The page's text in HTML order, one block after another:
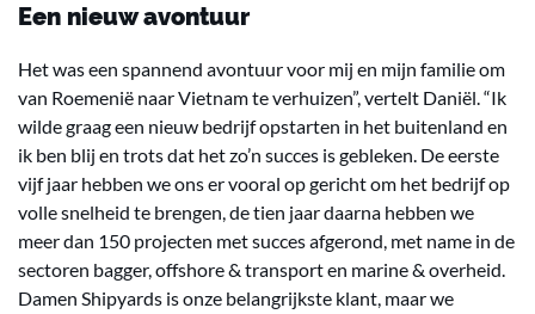
Een nieuw avontuur
Het was een spannend avontuur voor mij en mijn familie om
van Roemenië naar Vietnam te verhuizen”, vertelt Daniël. “Ik
wilde graag een nieuw bedrijf opstarten in het buitenland en
ik ben blij en trots dat het zo’n succes is gebleken. De eerste
vijf jaar hebben we ons er vooral op gericht om het bedrijf op
volle snelheid te brengen, de tien jaar daarna hebben we
meer dan 150 projecten met succes afgerond, met name in de
sectoren bagger, offshore & transport en marine & overheid.
Damen Shipyards is onze belangrijkste klant, maar we